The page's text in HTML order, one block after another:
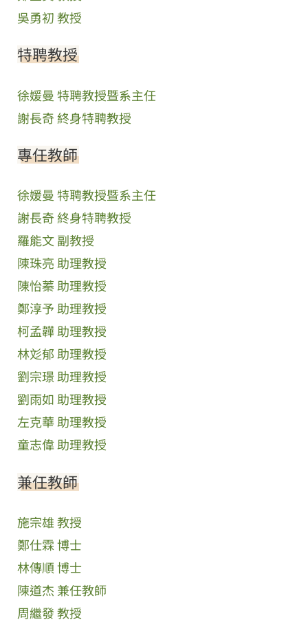
吳勇初 教授
特聘教授
徐媛曼 特聘教授暨系主任
謝長奇 終身特聘教授
專任教師
徐媛曼 特聘教授暨系主任
謝長奇 終身特聘教授
羅能文 副教授
陳珠亮 助理教授
陳怡蓁 助理教授
鄭淳予 助理教授
柯孟韡 助理教授
林彣郁 助理教授
劉宗璟 助理教授
劉雨如 助理教授
左克華 助理教授
童志偉 助理教授
兼任教師
施宗雄 教授
鄭仕霖 博士
林傳順 博士
陳道杰 兼任教師
周繼發 教授